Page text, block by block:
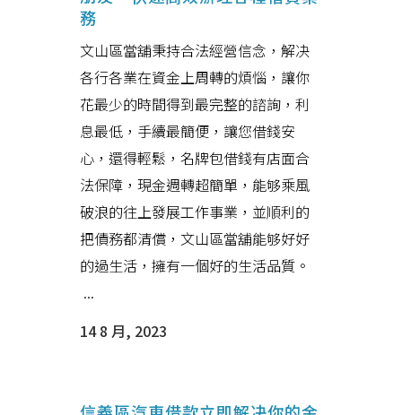
務
文山區當舖秉持合法經營信念，解决
各行各業在資金上周轉的煩惱，讓你
花最少的時間得到最完整的諮詢，利
息最低，手續最簡便，讓您借錢安
心，還得輕鬆，名牌包借錢有店面合
法保障，現金週轉超簡單，能够乘風
破浪的往上發展工作事業，並順利的
把債務都清償，文山區當舖能够好好
的過生活，擁有一個好的生活品質。
...
14 8 月, 2023